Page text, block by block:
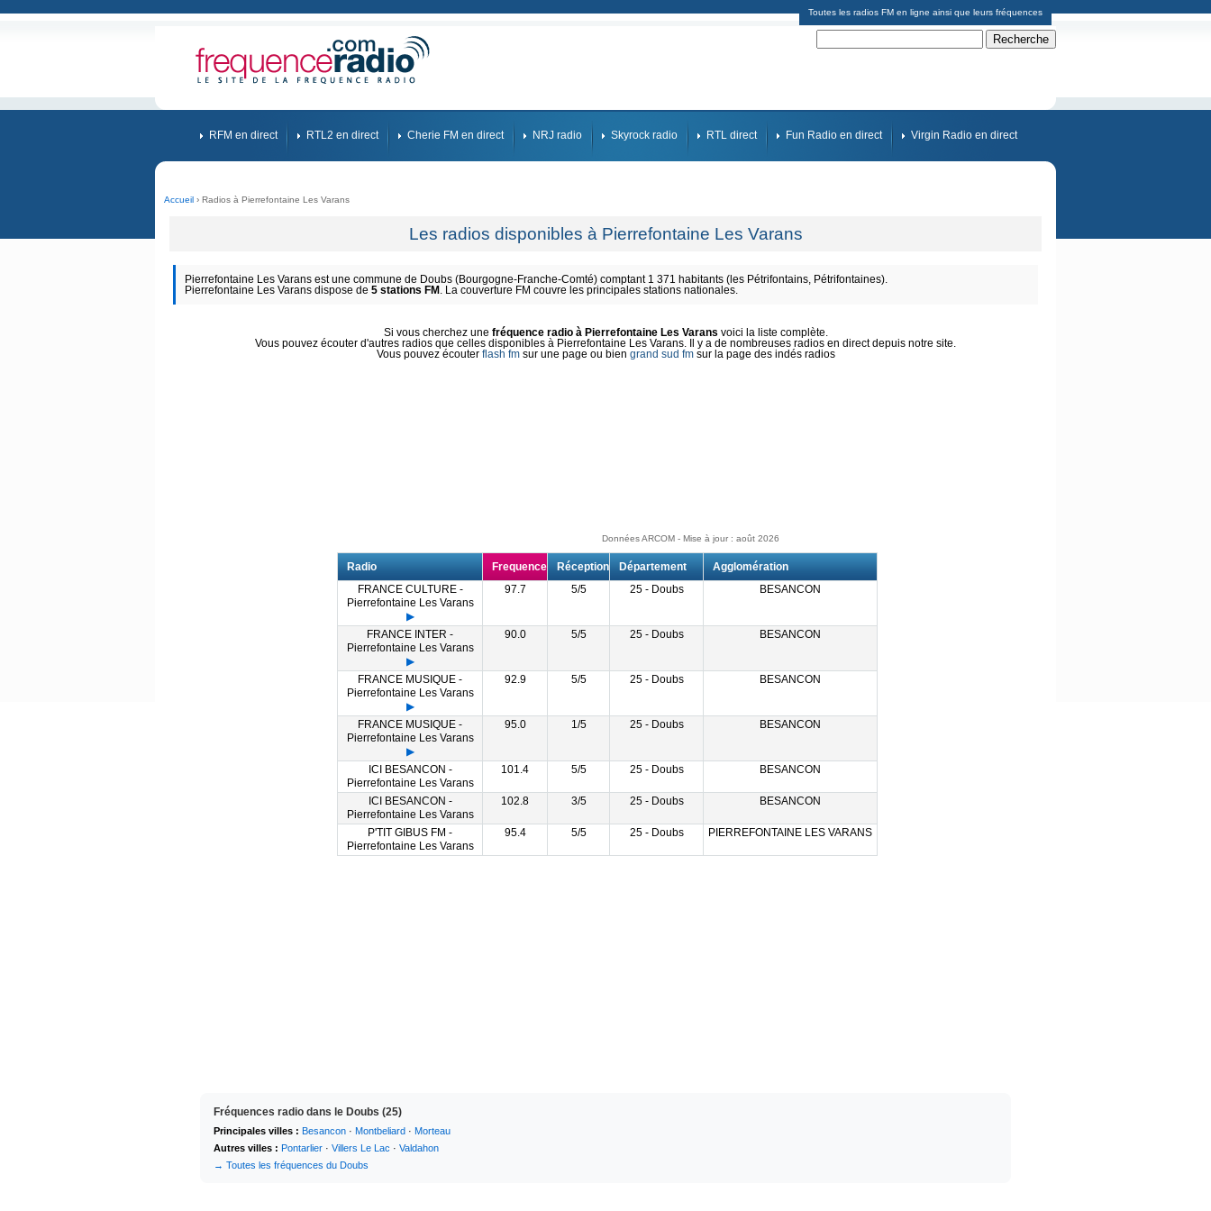
Toutes les radios FM en ligne ainsi que leurs fréquences
RFM en direct RTL2 en direct Cherie FM en direct NRJ radio Skyrock radio RTL direct Fun Radio en direct Virgin Radio en direct
Accueil › Radios à Pierrefontaine Les Varans
Les radios disponibles à Pierrefontaine Les Varans
Pierrefontaine Les Varans est une commune de Doubs (Bourgogne-Franche-Comté) comptant 1 371 habitants (les Pétrifontains, Pétrifontaines).
Pierrefontaine Les Varans dispose de 5 stations FM . La couverture FM couvre les principales stations nationales.
Si vous cherchez une fréquence radio à Pierrefontaine Les Varans voici la liste complète.
Vous pouvez écouter d'autres radios que celles disponibles à Pierrefontaine Les Varans. Il y a de nombreuses radios en direct depuis notre site.
Vous pouvez écouter flash fmsur une page ou bien grand sud fmsur la page des indés radios
Données ARCOM - Mise à jour : août 2026
Radio Frequence Réception Département
Agglomération
FRANCE CULTURE -
Pierrefontaine Les Varans
▶
97.7 5/5 25 - Doubs BESANCON
FRANCE INTER -
Pierrefontaine Les Varans
▶
90.0 5/5 25 - Doubs BESANCON
FRANCE MUSIQUE -
Pierrefontaine Les Varans
▶
92.9 5/5 25 - Doubs BESANCON
FRANCE MUSIQUE -
Pierrefontaine Les Varans
▶
95.0 1/5 25 - Doubs BESANCON
ICI BESANCON -
Pierrefontaine Les Varans
101.4 5/5 25 - Doubs BESANCON
ICI BESANCON -
Pierrefontaine Les Varans
102.8 3/5 25 - Doubs BESANCON
P'TIT GIBUS FM -
Pierrefontaine Les Varans
95.4 5/5 25 - Doubs PIERREFONTAINE LES VARANS
Fréquences radio dans le Doubs (25)
Principales villes : Besancon · Montbeliard · Morteau
Autres villes : Pontarlier · Villers Le Lac · Valdahon
→ Toutes les fréquences du Doubs